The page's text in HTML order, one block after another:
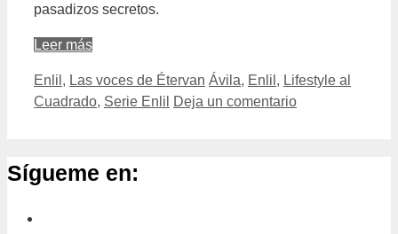
pasadizos secretos.
Leer más
Categorías
Enlil , Las voces de Étervan Etiquetas
Ávila, Enlil , Lifestyle al
Cuadrado, Serie Enlil Deja un comentario
Sígueme en: